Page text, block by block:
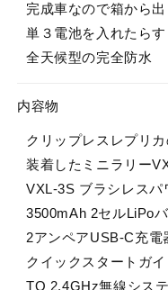
完成車なので箱から
単３電池を入れたらす
全天候型の完全防水
内容物
クリップレスレプリ
装着したミニラリー
VXL-3S ブラシレスパ
3500mAh 2セルLiPo
2アンペアUSB-C充電
クイックスタートガイ
TQ 2.4GHz無線シス